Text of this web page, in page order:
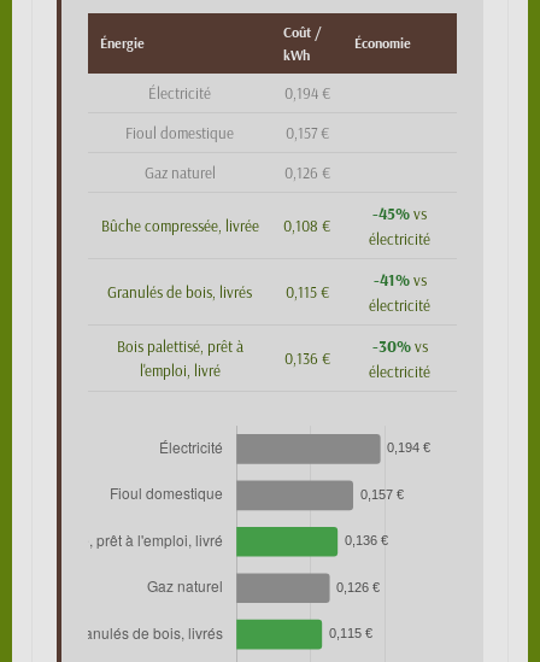
Énergie
Coût /
kWh
Économie
Électricité 0,194 €
Fioul domestique 0,157 €
Gaz naturel 0,126 €
Bûche compressée, livrée 0,108 €
-45%vs
électricité
Granulés de bois, livrés 0,115 €
-41%vs
électricité
Bois palettisé, prêt à
l'emploi, livré
0,136 €
-30%vs
électricité